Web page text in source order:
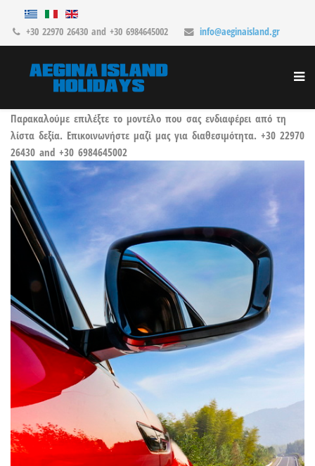
+30 22970 26430 and +30 6984645002 info@aeginaisland.gr
Παρακαλούμε επιλέξτε το μοντέλο που σας ενδιαφέρει από τη
λίστα δεξία. Επικοινωνήστε μαζί μας για διαθεσιμότητα. +30 22970
26430 and +30 6984645002